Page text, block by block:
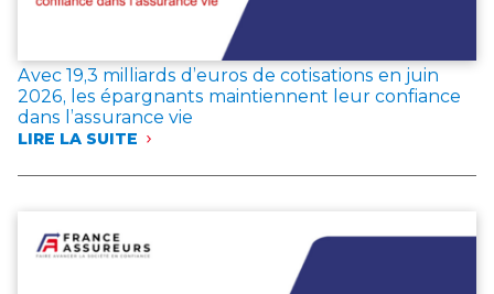
Avec 19,3 milliards d’euros de cotisations en juin
2026, les épargnants maintiennent leur confiance
dans l’assurance vie
LIRE LA SUITE
:
COTISATIONS